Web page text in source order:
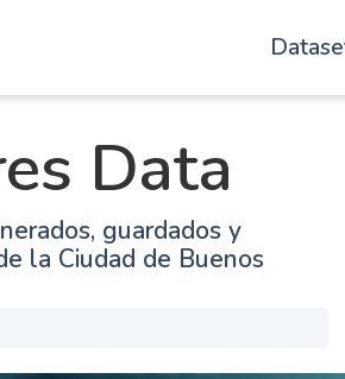
Data
guardados y
la Ciudad de Buenos